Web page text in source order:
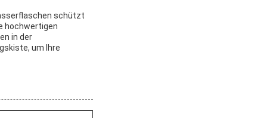
schützt
hochwertigen
in der
um Ihre